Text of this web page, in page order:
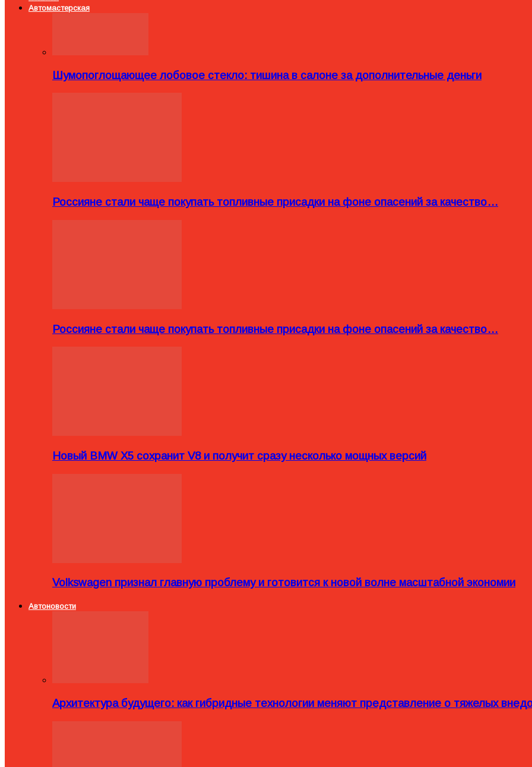
Автомастерская
Шумопоглощающее лобовое стекло: тишина в салоне за дополнительные деньги
Россияне стали чаще покупать топливные присадки на фоне опасений за качество…
Россияне стали чаще покупать топливные присадки на фоне опасений за качество…
Новый BMW X5 сохранит V8 и получит сразу несколько мощных версий
Volkswagen признал главную проблему и готовится к новой волне масштабной экономии
Автоновости
Архитектура будущего: как гибридные технологии меняют представление о тяжелых